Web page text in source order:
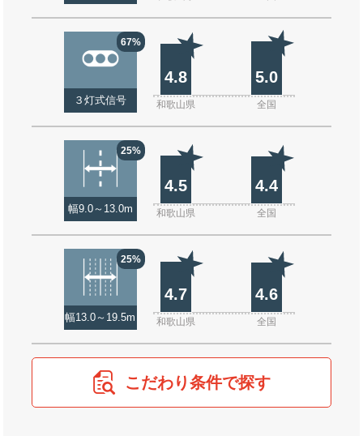
67%
３灯式信号
4.8 5.0
和歌山県 全国
25%
幅9.0～13.0m
4.5 4.4
和歌山県 全国
25%
幅13.0～19.5m
4.7 4.6
和歌山県 全国
こだわり条件で探す